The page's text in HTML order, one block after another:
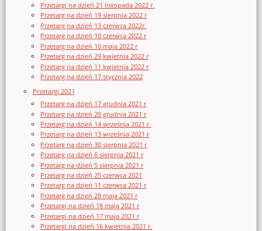
Przetargi na dzień 21 listopada 2022 r.
Przetarg na dzień 19 sierpnia 2022 r
Przetarg na dzień 13 czerwca 2022r.
Przetarg na dzień 10 czerwca 2022 r
Przetarg na dzień 10 maja 2022 r
Przetarg na dzień 29 kwietnia 2022 r
Przetarg na dzień 11 kwietnia 2022 r
Przetarg na dzień 17 stycznia 2022
Przetargi 2021
Przetarg na dzień 17 grudnia 2021 r
Przetarg na dzień 20 grudnia 2021 r
Przetarg na dzień 14 września 2021 r.
Przetarg na dzień 13 września 2021 r
Przetarg na dzień 30 sierpnia 2021 r
Przetarg na dzień 6 sierpnia 2021 r
Przetarg na dzień 5 sierpnia 2021 r
Przetarg na dzień 25 czerwca 2021
Przetarg na dzień 11 czerwca 2021 r
Przetarg na dzień 28 maja 2021 r
Przetargi na dzień 18 maja 2021 r
Przetargi na dzień 17 maja 2021 r
Przetargi na dzień 16 kwietnia 2021 r.